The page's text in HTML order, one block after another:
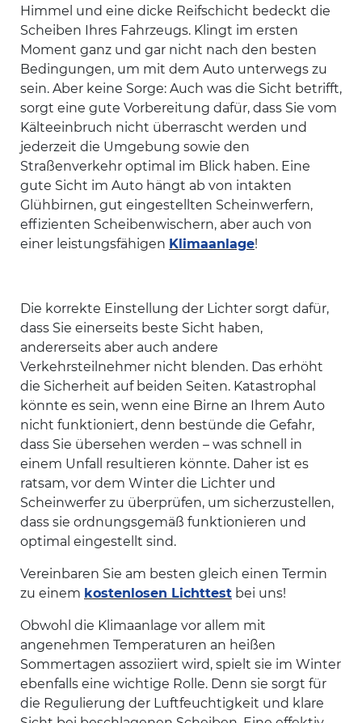
Himmel und eine dicke Reifschicht bedeckt die
Scheiben Ihres Fahrzeugs. Klingt im ersten
Moment ganz und gar nicht nach den besten
Bedingungen, um mit dem Auto unterwegs zu
sein. Aber keine Sorge: Auch was die Sicht betrifft,
sorgt eine gute Vorbereitung dafür, dass Sie vom
Kälteeinbruch nicht überrascht werden und
jederzeit die Umgebung sowie den
Straßenverkehr optimal im Blick haben. Eine
gute Sicht im Auto hängt ab von intakten
Glühbirnen, gut eingestellten Scheinwerfern,
effizienten Scheibenwischern, aber auch von
einer leistungsfähigen Klimaanlage!
Die korrekte Einstellung der Lichter sorgt dafür,
dass Sie einerseits beste Sicht haben,
andererseits aber auch andere
Verkehrsteilnehmer nicht blenden. Das erhöht
die Sicherheit auf beiden Seiten. Katastrophal
könnte es sein, wenn eine Birne an Ihrem Auto
nicht funktioniert, denn bestünde die Gefahr,
dass Sie übersehen werden – was schnell in
einem Unfall resultieren könnte. Daher ist es
ratsam, vor dem Winter die Lichter und
Scheinwerfer zu überprüfen, um sicherzustellen,
dass sie ordnungsgemäß funktionieren und
optimal eingestellt sind.
Vereinbaren Sie am besten gleich einen Termin
zu einem kostenlosen Lichttest bei uns!
Obwohl die Klimaanlage vor allem mit
angenehmen Temperaturen an heißen
Sommertagen assoziiert wird, spielt sie im Winter
ebenfalls eine wichtige Rolle. Denn sie sorgt für
die Regulierung der Luftfeuchtigkeit und klare